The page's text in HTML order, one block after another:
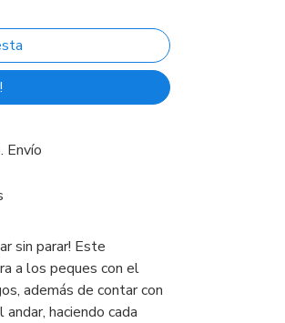
Envío
sin parar! Este
a los peques con el
además de contar con
haciendo cada